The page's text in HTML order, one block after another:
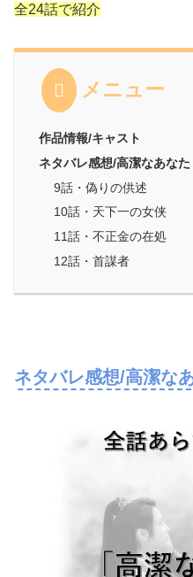
全24話で紹介
メニュー
作品情報/キャスト
ネタバレ感想/高潔なあなた
9話・偽りの供述
10話・天下一の女侠
11話・不正金の在処
12話・首謀者
ネタバレ感想/高潔な